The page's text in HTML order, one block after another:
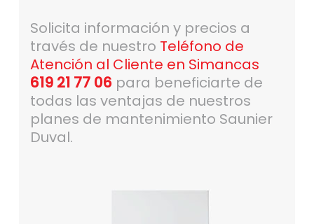
Solicita información y precios a
través de nuestro Teléfono de
Atención al Cliente en Simancas
619 21 77 06 para beneficiarte de
todas las ventajas de nuestros
planes de mantenimiento Saunier
Duval.